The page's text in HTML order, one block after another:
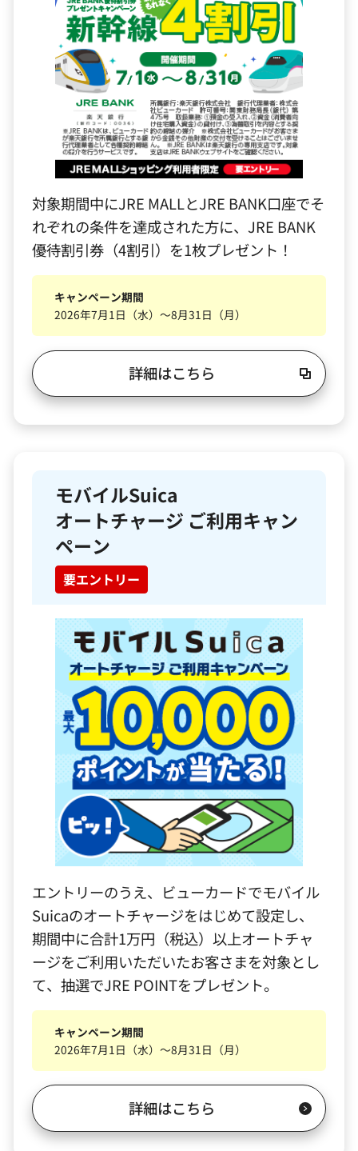
対象期間中にJRE MALLとJRE BANK口座でそ
れぞれの条件を達成された方に、JRE BANK
優待割引券（4割引）を1枚プレゼント！
キャンペーン期間
2026年7月1日（水）～8月31日（月）
詳細はこちら
モバイルSuica
オートチャージ ご利用キャン
ペーン
要エントリー
エントリーのうえ、ビューカードでモバイル
Suicaのオートチャージをはじめて設定し、
期間中に合計1万円（税込）以上オートチャ
ージをご利用いただいたお客さまを対象とし
て、抽選でJRE POINTをプレゼント。
キャンペーン期間
2026年7月1日（水）～8月31日（月）
詳細はこちら